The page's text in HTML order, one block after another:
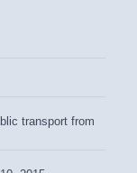
transport from